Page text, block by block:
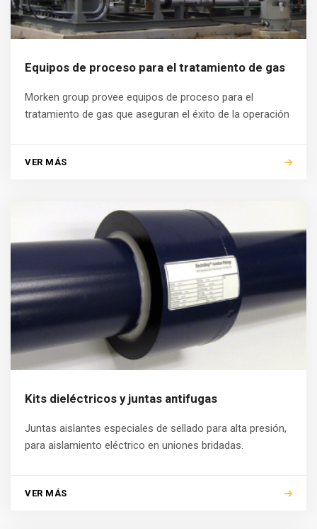
Equipos de proceso para el tratamiento de gas
Morken group provee equipos de proceso para el
tratamiento de gas que aseguran el éxito de la operación
VER MÁS
Kits dieléctricos y juntas antifugas
Juntas aislantes especiales de sellado para alta presión,
para aislamiento eléctrico en uniones bridadas.
VER MÁS